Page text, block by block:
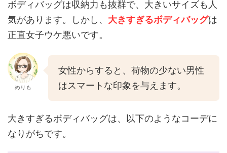
ボディバッグは収納力も抜群で、大きいサイズも人
気があります。しかし、 大きすぎるボディバッグは
正直女子ウケ悪いです。
めりも
女性からすると、荷物の少ない男性
はスマートな印象を与えます。
大きすぎるボディバッグは、以下のようなコーデに
なりがちです。